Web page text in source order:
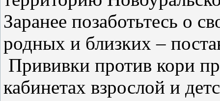
Заранее позаботьтесь о
родных и близких –
Прививки против кори
кабинетах взрослой и